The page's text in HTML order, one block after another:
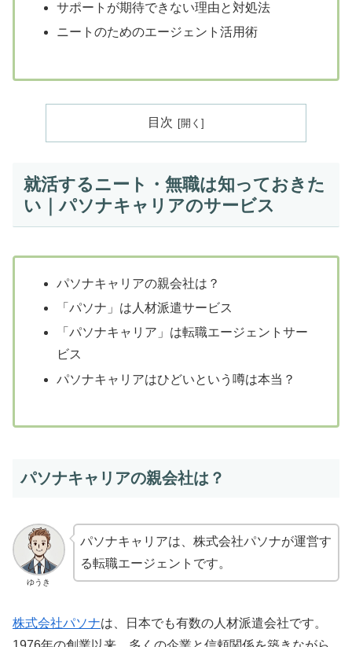
サポートが期待できない理由と対処法
ニートのためのエージェント活用術
目次
就活するニート・無職は知っておきた
い｜パソナキャリアのサービス
パソナキャリアの親会社は？
「パソナ」は人材派遣サービス
「パソナキャリア」は転職エージェントサー
ビス
パソナキャリアはひどいという噂は本当？
パソナキャリアの親会社は？
ゆうき
パソナキャリアは、株式会社パソナが運営す
る転職エージェントです。
株式会社パソナは、日本でも有数の人材派遣会社です。